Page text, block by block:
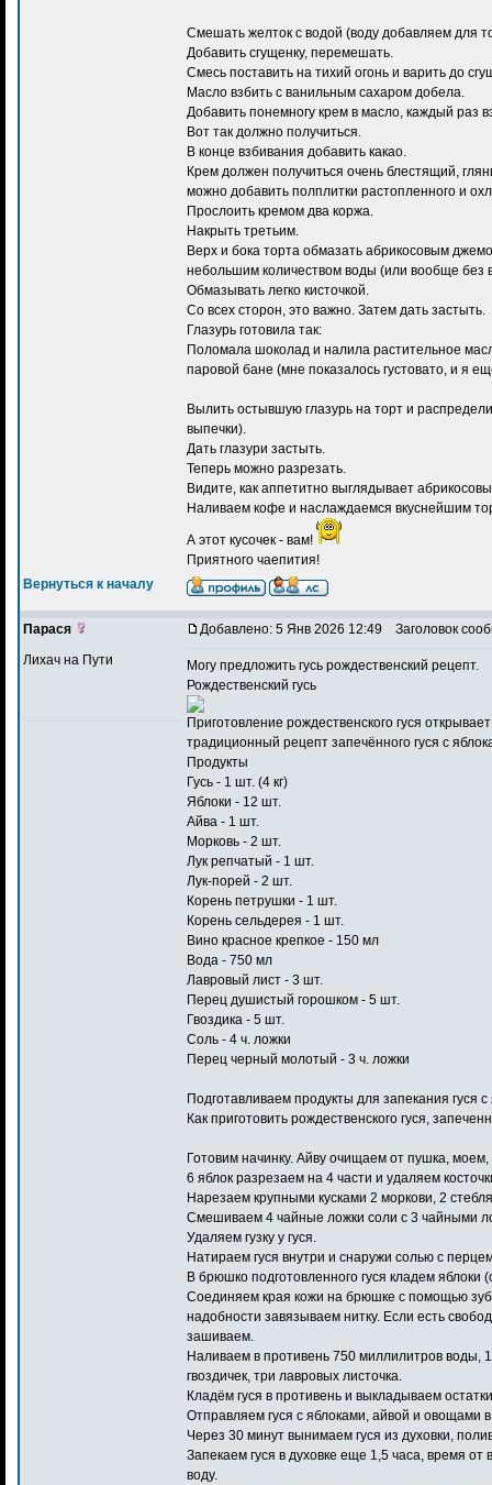
Смешать желток с водой (воду добавляем для
Добавить сгущенку, перемешать.
Смесь поставить на тихий огонь и варить до
Масло взбить с ванильным сахаром добела.
Добавить понемногу крем в масло, каждый раз
Вот так должно получиться.
В конце взбивания добавить какао.
Крем должен получиться очень блестящий,
можно добавить полплитки растопленного и
Прослоить кремом два коржа.
Накрыть третьим.
Верх и бока торта обмазать абрикосовым
небольшим количеством воды (или вообще без
Обмазывать легко кисточкой.
Со всех сторон, это важно. Затем дать застыть.
Глазурь готовила так:
Поломала шоколад и налила растительное
паровой бане (мне показалось густовато, и я
Вылить остывшую глазурь на торт и
выпечки).
Дать глазури застыть.
Теперь можно разрезать.
Видите, как аппетитно выглядывает
Наливаем кофе и наслаждаемся вкуснейшим
А этот кусочек - вам!
Приятного чаепития!
Вернуться к началу
Парася
Лихач на Пути
Добавлено: 5 Янв 2026 12:49 Заголовок
Могу предложить гусь рождественский рецепт.
Рождественский гусь
Приготовление рождественского гуся
традиционный рецепт запечённого гуся с
Продукты
Гусь - 1 шт. (4 кг)
Яблоки - 12 шт.
Айва - 1 шт.
Морковь - 2 шт.
Лук репчатый - 1 шт.
Лук-порей - 2 шт.
Корень петрушки - 1 шт.
Корень сельдерея - 1 шт.
Вино красное крепкое - 150 мл
Вода - 750 мл
Лавровый лист - 3 шт.
Перец душистый горошком - 5 шт.
Гвоздика - 5 шт.
Соль - 4 ч. ложки
Перец черный молотый - 3 ч. ложки
Подготавливаем продукты для запекания гуся
Как приготовить рождественского гуся,
Готовим начинку. Айву очищаем от пушка,
6 яблок разрезаем на 4 части и удаляем
Нарезаем крупными кусками 2 моркови, 2
Смешиваем 4 чайные ложки соли с 3 чайными
Удаляем гузку у гуся.
Натираем гуся внутри и снаружи солью с
В брюшко подготовленного гуся кладем яблоки
Соединяем края кожи на брюшке с помощью
надобности завязываем нитку. Если есть
зашиваем.
Наливаем в противень 750 миллилитров воды,
гвоздичек, три лавровых листочка.
Кладём гуся в противень и выкладываем
Отправляем гуся с яблоками, айвой и овощами
Через 30 минут вынимаем гуся из духовки,
Запекаем гуся в духовке еще 1,5 часа, время
воду.